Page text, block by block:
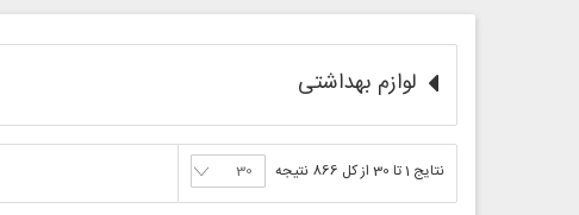
لوازم بهداشتی
نتایج 1 تا 30 از کل 866 نتیجه